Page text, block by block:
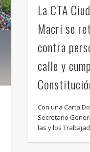
La CTA
Macri se
contra
calle y
Con una Carta
Secretario
las y los